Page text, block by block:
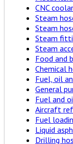
CNC
Steam
Steam
Steam
Steam
Food and
Chemical
Fuel, oil
General
Fuel and
Aircraft
Fuel
Liquid
Drilling